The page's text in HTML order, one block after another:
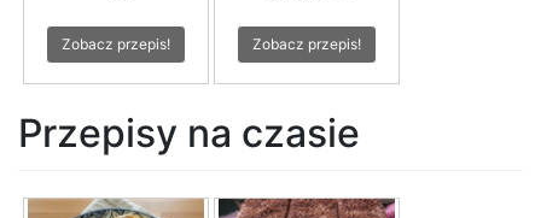
Zobacz przepis! Zobacz przepis!
Przepisy na czasie